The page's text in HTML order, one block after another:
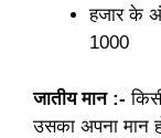
हजार के
1000
जातीय मान :-
उसका अपना मान